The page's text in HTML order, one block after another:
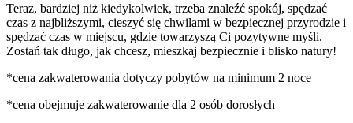
Teraz, bardziej niż kiedykolwiek, trzeba znaleźć spokój, spędzać
czas z najbliższymi, cieszyć się chwilami w bezpiecznej przyrodzie i
spędzać czas w miejscu, gdzie towarzyszą Ci pozytywne myśli.
Zostań tak długo, jak chcesz, mieszkaj bezpiecznie i blisko natury!
*cena zakwaterowania dotyczy pobytów na minimum 2 noce
*cena obejmuje zakwaterowanie dla 2 osób dorosłych